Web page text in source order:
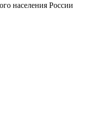
населения России